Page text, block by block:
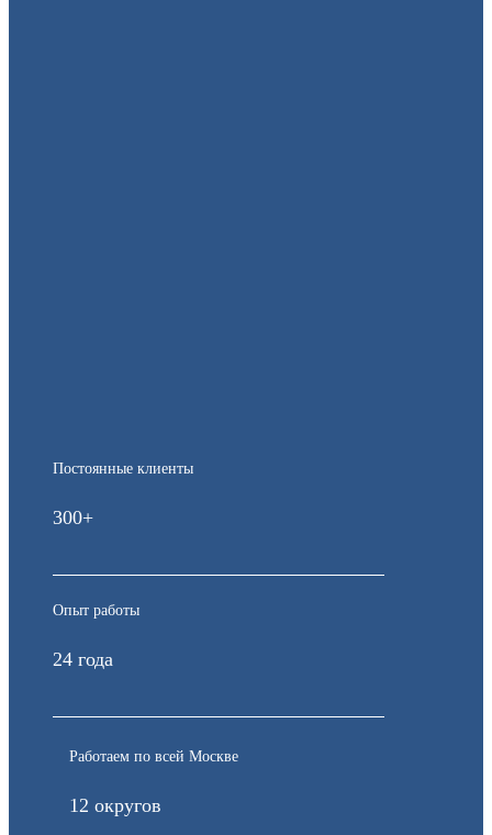
Постоянные клиенты
300+
Опыт работы
24 года
Работаем по всей Москве
12 округов